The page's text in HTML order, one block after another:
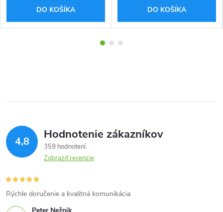
DO KOŠÍKA DO KOŠÍKA
4,8 Hodnotenie zákazníkov
359 hodnotení
Zobraziť recenzie
Rýchle doručenie a kvalitná komunikácia